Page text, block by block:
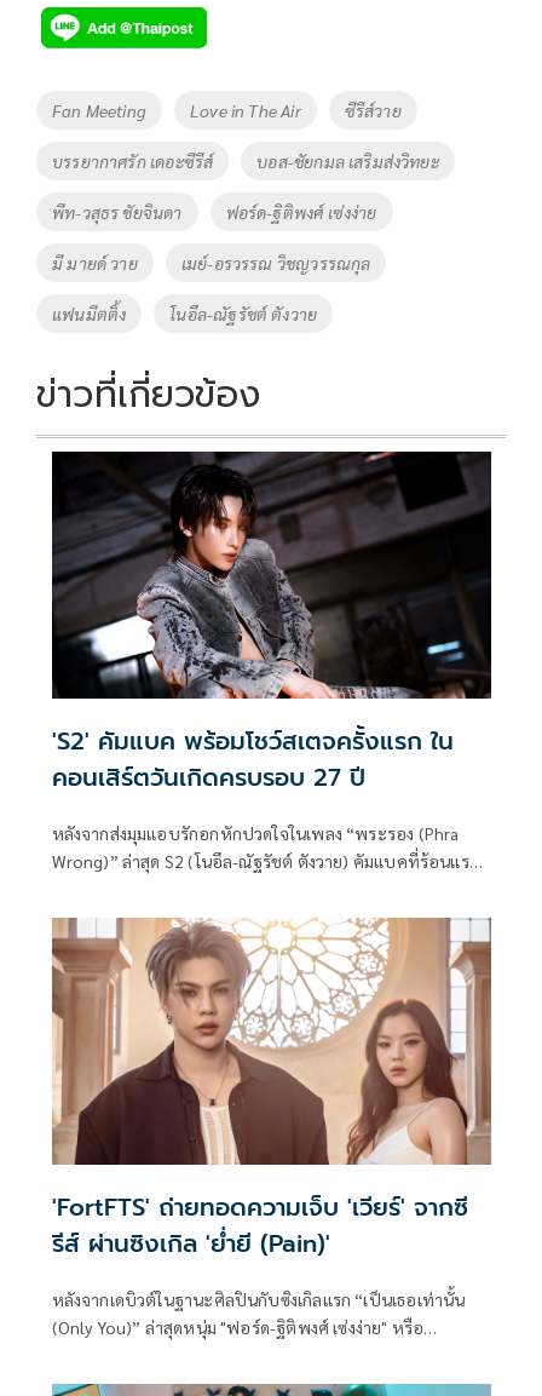
e
b
o
k
tt
er
p
y
Li
n
k
Tags
Fan Meeting Love in The Air ซีรีส์วาย
บรรยากาศรัก เดอะซีรีส์ บอส-ชัยกมล เสริมส่งวิทยะ
พีท-วสุธร ชัยจินดา ฟอร์ด-ฐิติพงศ์ เซ่งง่าย
มี มายด์ วาย เมย์-อรวรรณ วิชญวรรณกุล
แฟนมีตติ้ง โนอึล-ณัฐรัชต์ ตังวาย
ข่าวที่เกี่ยวข้อง
'S2' คัมแบค พร้อมโชว์สเตจครั้งแรก ใน
คอนเสิร์ตวันเกิดครบรอบ 27 ปี
หลังจากส่งมุมแอบรักอกหักปวดใจในเพลง “พระรอง (Phra
Wrong)” ล่าสุด S2 (โนอึล-ณัฐรัชต์ ตังวาย) คัมแบคที่ร้อนแรง
แมนซ์การเต้นแบบจัดเต็ม ถ่ายทอดตัวตน ความมุ่งมั่น และแพส
ชันที่พร้อมระเบิดออกมาของ S2 ได้อย่างชัดเจน
'FortFTS' ถ่ายทอดความเจ็บ 'เวียร์' จากซี
รีส์ ผ่านซิงเกิล 'ย่ำยี (Pain)'
หลังจากเดบิวต์ในฐานะศิลปินกับซิงเกิลแรก “เป็นเธอเท่านั้น
(Only You)” ล่าสุดหนุ่ม "ฟอร์ด-ฐิติพงศ์ เซ่งง่าย" หรือ
ถ่ายทอดอารมณ์ความเจ็บปวดของคนที่ทุ่มเทให้ความรักอย่าง